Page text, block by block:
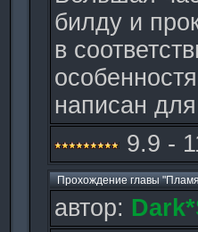
билду и
в
написан
9.9 -
Прохождение главы
автор: